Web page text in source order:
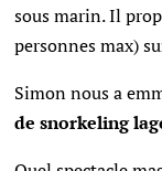
sous marin. Il
personnes max)
Simon nous a
de snorkeling